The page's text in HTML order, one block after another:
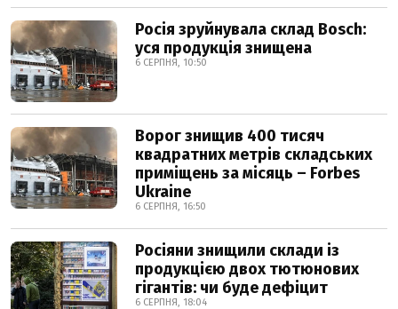
Росія зруйнувала склад Bosch:
уся продукція знищена
6 СЕРПНЯ, 10:50
Ворог знищив 400 тисяч
квадратних метрів складських
приміщень за місяць – Forbes
Ukraine
6 СЕРПНЯ, 16:50
Росіяни знищили склади із
продукцією двох тютюнових
гігантів: чи буде дефіцит
6 СЕРПНЯ, 18:04